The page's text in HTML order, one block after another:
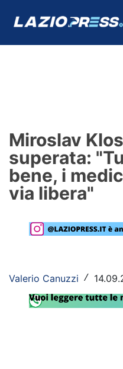
Formello
Infortuni
Primavera
Calciomercato
Rassegna Lazio
Social
Miroslav
superata:
bene, i
via libera"
Valerio Canuzzi /